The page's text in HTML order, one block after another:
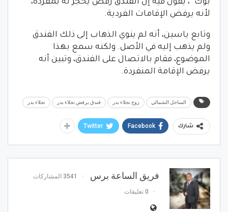
بوك”، يقول فيه إن الفندق رفض يحجز له بمفرده،
لأنه يرفض الإقامات الفردية.
وتابع ياسين، أنه لم ينوي الذهاب إلى ذلك الفندق
ولم يذهب إليه في الأصل. ولكنه سمع بهذا
الموضوع، فقام بالاتصال على الفندق، وتبين أنه
يرفض الإقامة المنفردة.
الساحل الشمالي زوج نجلاء بدر فندق يرفض نجلاء بدر نجلاء بدر
شارك Facebook
Twitter
فريق الساعة برس 3541 المشاركات
0 تعليقات